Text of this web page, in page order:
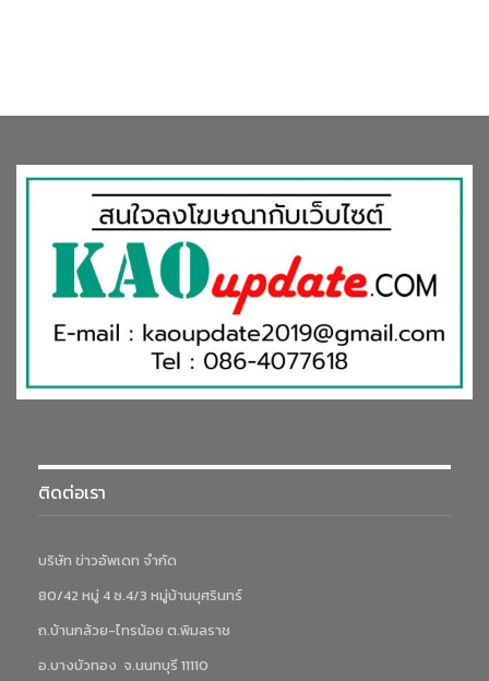
ติดต่อเรา
บริษัท ข่าวอัพเดท จำกัด
80/42 หมู่ 4 ซ.4/3 หมู่บ้านบุศรินทร์
ถ.บ้านกล้วย-ไทรน้อย ต.พิมลราช
อ.บางบัวทอง จ.นนทบุรี 11110